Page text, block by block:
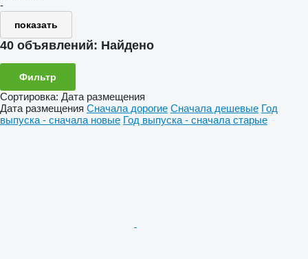
-
показать
40 объявлений: Найдено
Фильтр
Сортировка: Дата размещения
Дата размещения Сначала дорогие Сначала дешевые Год
выпуска - сначала новые Год выпуска - сначала старые